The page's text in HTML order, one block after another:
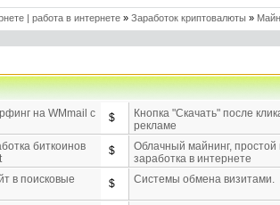
| работа в интернете » Заработок криптовалюты »
на WMmail c
$
Кнопка "Скачать" после
рекламе
биткоинов
$
Облачный майнинг, простой
заработка в интернете
в поисковые
$ Системы обмена визитами.